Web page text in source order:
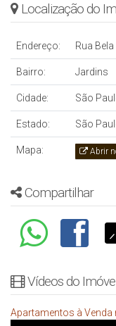
Localização do
Endereço: Rua
Bairro: Jardins
Cidade: São
Estado: São
Mapa: Abrir
Compartilhar
Vídeos do
Apartamentos à Venda